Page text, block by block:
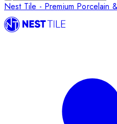
Nest Tile - Premium Porcelain